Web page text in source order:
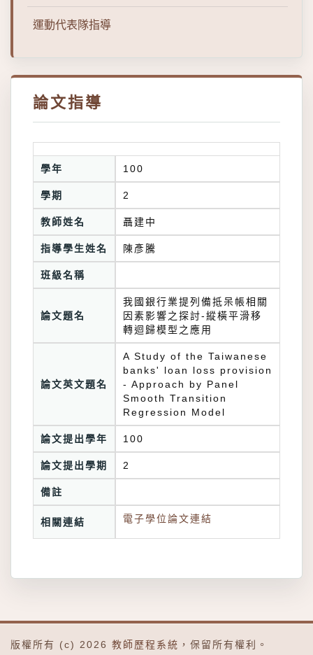
運動代表隊指導
論文指導
學年 100
學期 2
教師姓名 聶建中
指導學生姓名 陳彥騰
班級名稱
論文題名
我國銀行業提列備抵呆帳相關
因素影響之探討-縱橫平滑移
轉迴歸模型之應用
論文英文題名
A Study of the Taiwanese
banks' loan loss provision
- Approach by Panel
Smooth Transition
Regression Model
論文提出學年 100
論文提出學期 2
備註
相關連結 電子學位論文連結
版權所有 (c) 2026 教師歷程系統 ，保留所有權利。